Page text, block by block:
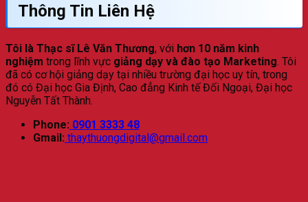
Thông Tin Liên Hệ
Tôi là Thạc sĩ Lê Văn Thương, với hơn 10 năm kinh
nghiệm trong lĩnh vực giảng dạy và đào tạo Marketing. Tôi
đã có cơ hội giảng dạy tại nhiều trường đại học uy tín, trong
đó có Đại học Gia Định, Cao đẳng Kinh tế Đối Ngoại, Đại học
Nguyễn Tất Thành.
Phone: 0901 3333 48
Gmail: thaythuongdigital@gmail.com